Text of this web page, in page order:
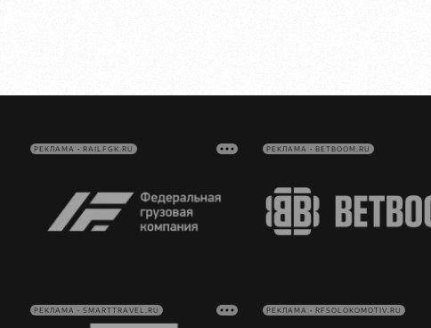
РЕКЛАМА • RAILFGK.RU РЕКЛАМА • BETBOOM.RU
РЕКЛАМА • SMARTTRAVEL.RU РЕКЛАМА • RFSOLOKOMOTIV.RU